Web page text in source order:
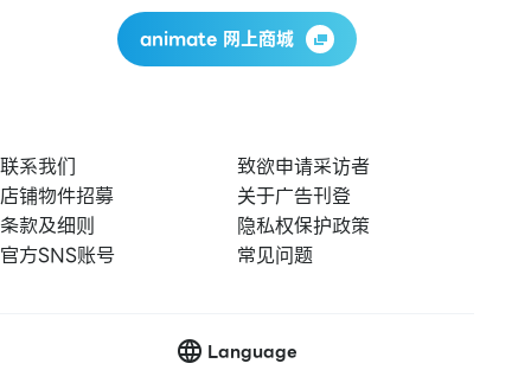
animate 网上商城
联系我们
致欲申请采访者
店铺物件招募
关于广告刊登
条款及细则
隐私权保护政策
官方SNS账号
常见问题
Language